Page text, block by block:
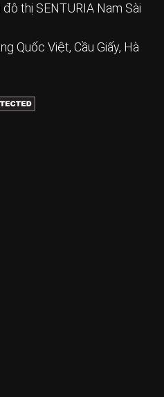
thị SENTURIA Nam Sài
Quốc Việt, Cầu Giấy, Hà